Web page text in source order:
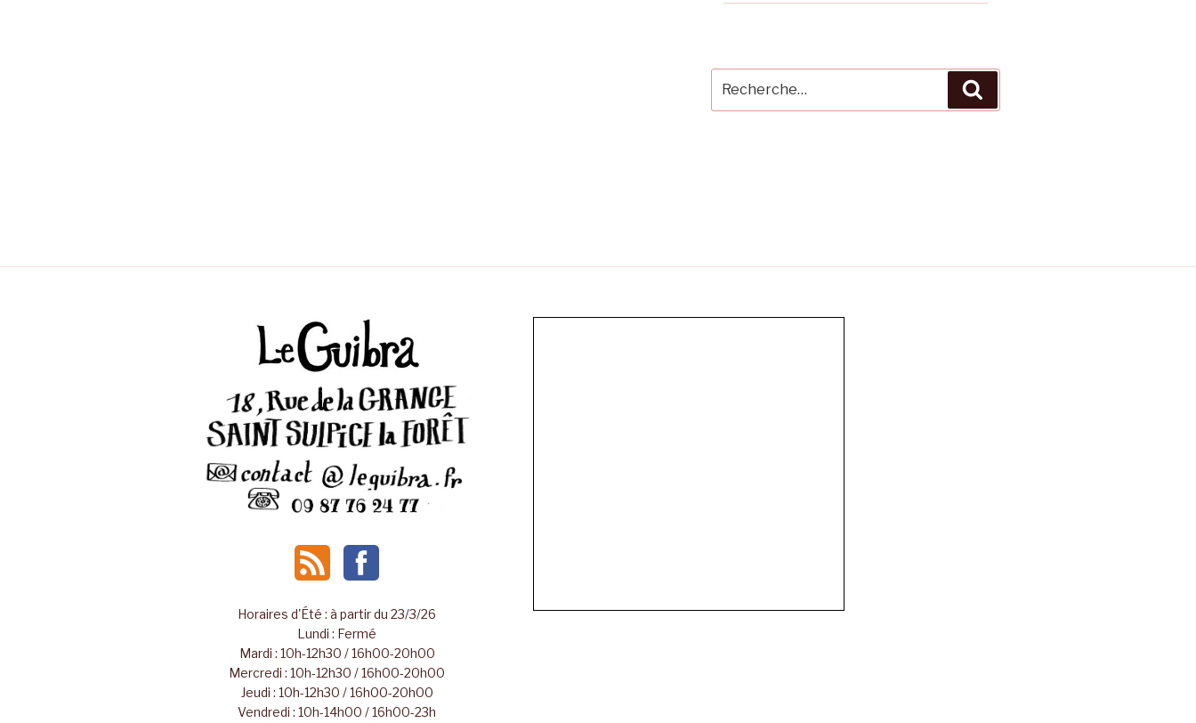
pour
:
Horaires d'Été : à partir du 23/3/26
Lundi : Fermé
Mardi : 10h-12h30 / 16h00-20h00
Mercredi : 10h-12h30 / 16h00-20h00
Jeudi : 10h-12h30 / 16h00-20h00
Vendredi : 10h-14h00 / 16h00-23h